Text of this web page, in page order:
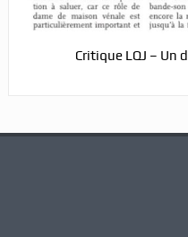
Critique LQJ – Un